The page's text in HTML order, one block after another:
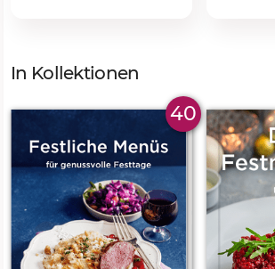
In Kollektionen
40